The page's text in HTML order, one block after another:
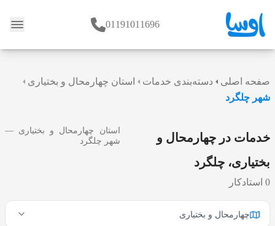
وبلاگ 01191011696
صفحه اصلی دسته‌بندی خدمات
استان چهارمحال و بختیاری
شهر چلگرد
خدمات در چهارمحال و
بختیاری، چلگرد
0 استادکار
استان چهارمحال و بختیاری —
شهر چلگرد
چهارمحال و بختیاری